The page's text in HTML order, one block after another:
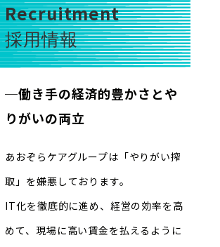
Recruitment
採用情報
─働き手の経済的豊かさとや
りがいの両立
あおぞらケアグループは「やりがい搾
取」を嫌悪しております。
IT化を徹底的に進め、経営の効率を高
めて、現場に高い賃金を払えるように